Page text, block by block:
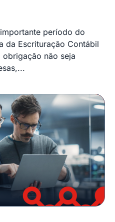
período do
da Escrituração Contábil
obrigação não seja